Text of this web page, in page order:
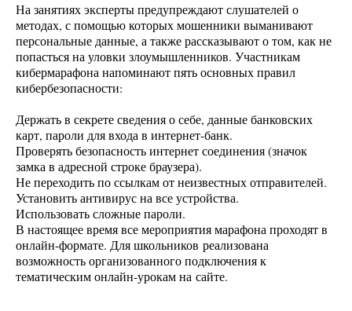
На занятиях эксперты предупреждают слушателей о
методах, с помощью которых мошенники выманивают
персональные данные, а также рассказывают о том, как не
попасться на уловки злоумышленников. Участникам
кибермарафона напоминают пять основных правил
кибербезопасности:
Держать в секрете сведения о себе, данные банковских
карт, пароли для входа в интернет-банк.
Проверять безопасность интернет соединения (значок
замка в адресной строке браузера).
Не переходить по ссылкам от неизвестных отправителей.
Установить антивирус на все устройства.
Использовать сложные пароли.
В настоящее время все мероприятия марафона проходят в
онлайн-формате. Для школьников реализована
возможность организованного подключения к
тематическим онлайн-урокам на сайте.